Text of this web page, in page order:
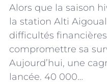
Alors que la saison
la station Alti
difficultés
compromettre sa
Aujourd’hui, une
lancée. 40 000…